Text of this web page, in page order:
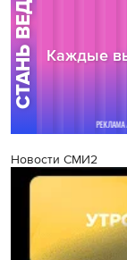
Новости СМИ2